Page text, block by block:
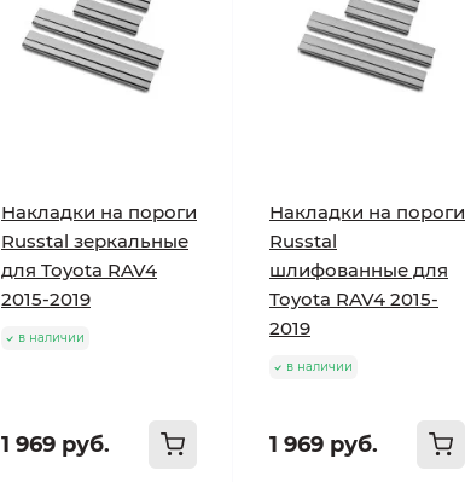
Накладки на пороги
Russtal зеркальные
для Toyota RAV4
2015-2019
в наличии
1 969 руб.
Накладки на пороги
Russtal
шлифованные для
Toyota RAV4 2015-
2019
в наличии
1 969 руб.